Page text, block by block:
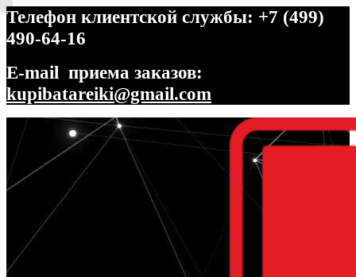
Телефон клиентской службы: +7 (499)
490-64-16
E-mail приема заказов:
kupibatareiki@gmail.com
Перейти
навигации
Перейти
содержимому